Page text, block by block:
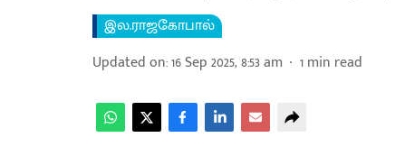
இல.ராஜகோபால்
Updated on:16 Sep 2025, 8:53 am 1min read